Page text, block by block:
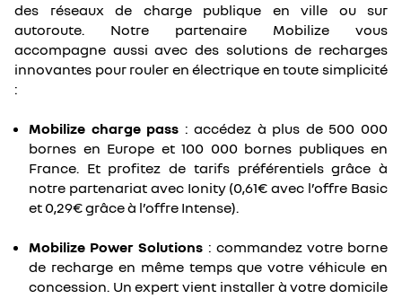
des réseaux de charge publique en ville ou sur
autoroute. Notre partenaire Mobilize vous
accompagne aussi avec des solutions de recharges
innovantes pour rouler en électrique en toute simplicité
:
Mobilize charge pass : accédez à plus de 500 000
bornes en Europe et 100 000 bornes publiques en
France. Et profitez de tarifs préférentiels grâce à
notre partenariat avec Ionity (0,61€ avec l’offre Basic
et 0,29€ grâce à l’offre Intense).
Mobilize Power Solutions : commandez votre borne
de recharge en même temps que votre véhicule en
concession. Un expert vient installer à votre domicile